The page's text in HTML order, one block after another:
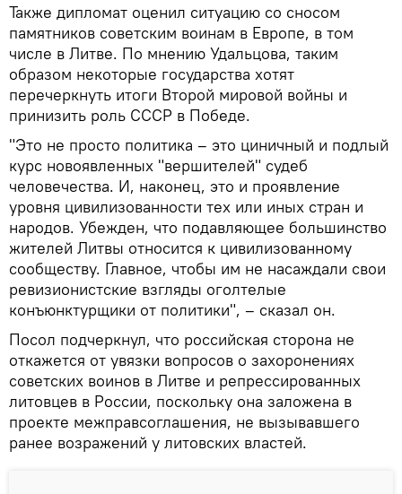
Также дипломат оценил ситуацию со сносом
памятников советским воинам в Европе, в том
числе в Литве. По мнению Удальцова, таким
образом некоторые государства хотят
перечеркнуть итоги Второй мировой войны и
принизить роль СССР в Победе.
"Это не просто политика – это циничный и подлый
курс новоявленных "вершителей" судеб
человечества. И, наконец, это и проявление
уровня цивилизованности тех или иных стран и
народов. Убежден, что подавляющее большинство
жителей Литвы относится к цивилизованному
сообществу. Главное, чтобы им не насаждали свои
ревизионистские взгляды оголтелые
конъюнктурщики от политики", – сказал он.
Посол подчеркнул, что российская сторона не
откажется от увязки вопросов о захоронениях
советских воинов в Литве и репрессированных
литовцев в России, поскольку она заложена в
проекте межправсоглашения, не вызывавшего
ранее возражений у литовских властей.